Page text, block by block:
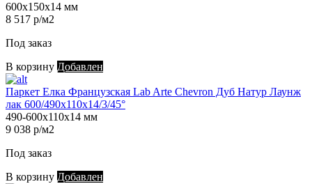
600х150х14 мм
8 517 р/м2
Под заказ
В корзину Добавлен
Паркет Елка Французская Lab Arte Chevron Дуб Натур Лаунж
лак 600/490х110х14/3/45°
490-600х110х14 мм
9 038 р/м2
Под заказ
В корзину Добавлен